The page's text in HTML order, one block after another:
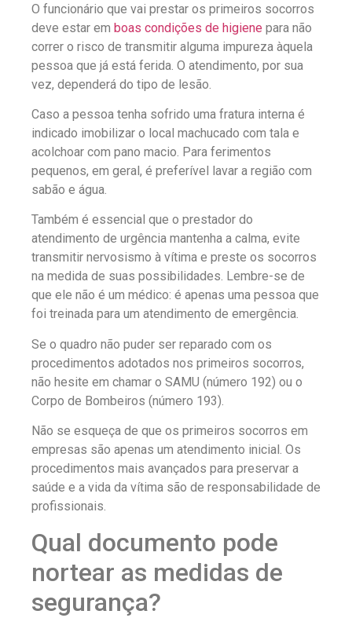
O funcionário que vai prestar os primeiros socorros
deve estar em boas condições de higiene para não
correr o risco de transmitir alguma impureza àquela
pessoa que já está ferida. O atendimento, por sua
vez, dependerá do tipo de lesão.
Caso a pessoa tenha sofrido uma fratura interna é
indicado imobilizar o local machucado com tala e
acolchoar com pano macio. Para ferimentos
pequenos, em geral, é preferível lavar a região com
sabão e água.
Também é essencial que o prestador do
atendimento de urgência mantenha a calma, evite
transmitir nervosismo à vítima e preste os socorros
na medida de suas possibilidades. Lembre-se de
que ele não é um médico: é apenas uma pessoa que
foi treinada para um atendimento de emergência.
Se o quadro não puder ser reparado com os
procedimentos adotados nos primeiros socorros,
não hesite em chamar o SAMU (número 192) ou o
Corpo de Bombeiros (número 193).
Não se esqueça de que os primeiros socorros em
empresas são apenas um atendimento inicial. Os
procedimentos mais avançados para preservar a
saúde e a vida da vítima são de responsabilidade de
profissionais.
Qual documento pode
nortear as medidas de
segurança?